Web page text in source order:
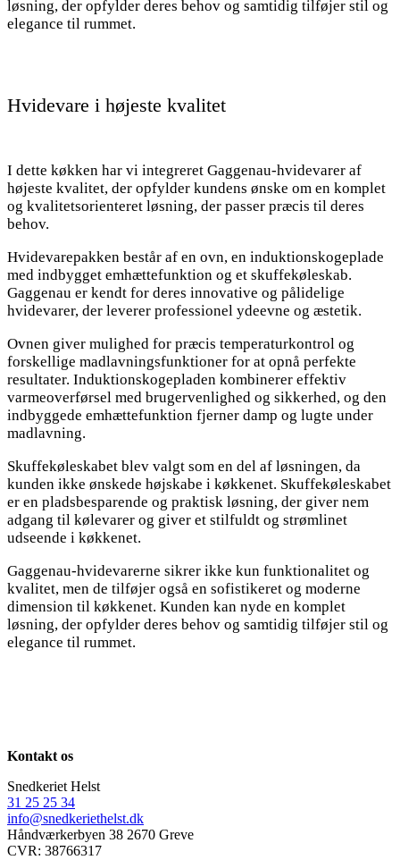
løsning, der opfylder deres behov og samtidig tilføjer stil og
elegance til rummet.
Hvidevare i højeste kvalitet
I dette køkken har vi integreret Gaggenau-hvidevarer af
højeste kvalitet, der opfylder kundens ønske om en komplet
og kvalitetsorienteret løsning, der passer præcis til deres
behov.
Hvidevarepakken består af en ovn, en induktionskogeplade
med indbygget emhættefunktion og et skuffekøleskab.
Gaggenau er kendt for deres innovative og pålidelige
hvidevarer, der leverer professionel ydeevne og æstetik.
Ovnen giver mulighed for præcis temperaturkontrol og
forskellige madlavningsfunktioner for at opnå perfekte
resultater. Induktionskogepladen kombinerer effektiv
varmeoverførsel med brugervenlighed og sikkerhed, og den
indbyggede emhættefunktion fjerner damp og lugte under
madlavning.
Skuffekøleskabet blev valgt som en del af løsningen, da
kunden ikke ønskede højskabe i køkkenet. Skuffekøleskabet
er en pladsbesparende og praktisk løsning, der giver nem
adgang til kølevarer og giver et stilfuldt og strømlinet
udseende i køkkenet.
Gaggenau-hvidevarerne sikrer ikke kun funktionalitet og
kvalitet, men de tilføjer også en sofistikeret og moderne
dimension til køkkenet. Kunden kan nyde en komplet
løsning, der opfylder deres behov og samtidig tilføjer stil og
elegance til rummet.
Kontakt os
Snedkeriet Helst
31 25 25 34
info@snedkeriethelst.dk
Håndværkerbyen 38 2670 Greve
CVR: 38766317